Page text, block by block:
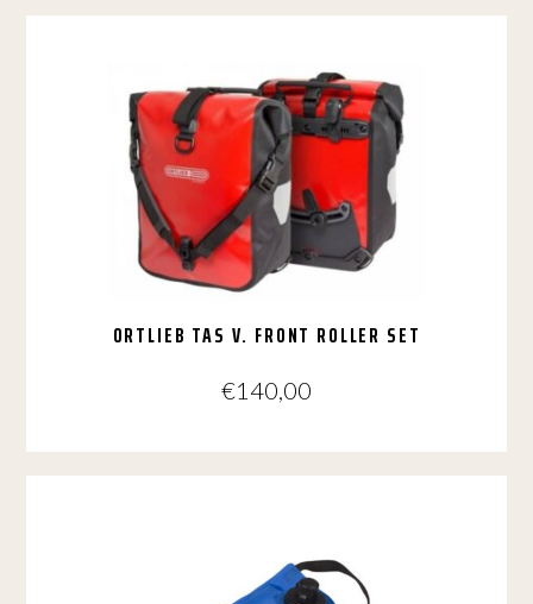
ORTLIEB TAS V. FRONT ROLLER SET
€140,00